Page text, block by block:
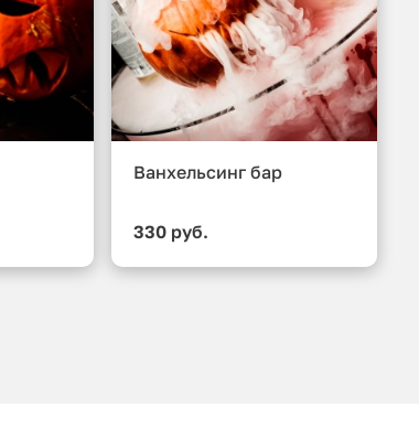
Ванхельсинг бар
330 руб.